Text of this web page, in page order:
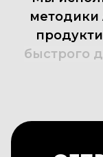
методики
быстрого